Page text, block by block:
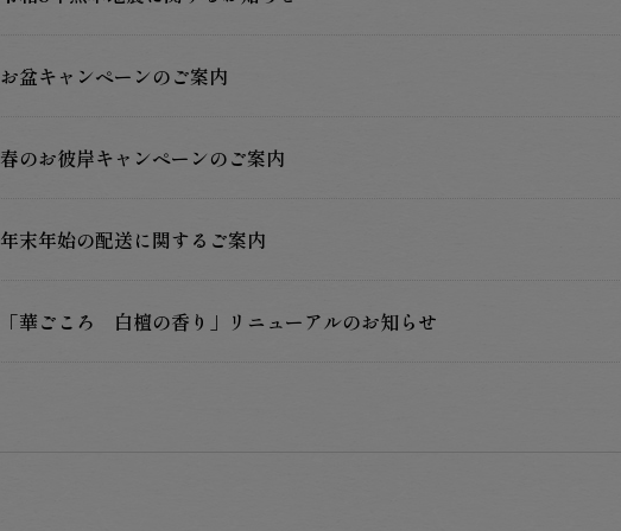
お盆キャンペーンのご案内
春のお彼岸キャンペーンのご案内
年末年始の配送に関するご案内
「華ごころ 白檀の香り」リニューアルのお知らせ